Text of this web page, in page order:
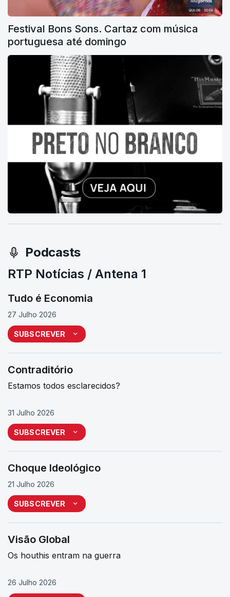
Festival Bons Sons. Cartaz com música
portuguesa até domingo
Podcasts
RTP Notícias / Antena 1
Tudo é Economia
27 Julho 2026
SUBSCREVER
Contraditório
Estamos todos esclarecidos?
31 Julho 2026
SUBSCREVER
Choque Ideológico
21 Julho 2026
SUBSCREVER
Visão Global
Os houthis entram na guerra
26 Julho 2026